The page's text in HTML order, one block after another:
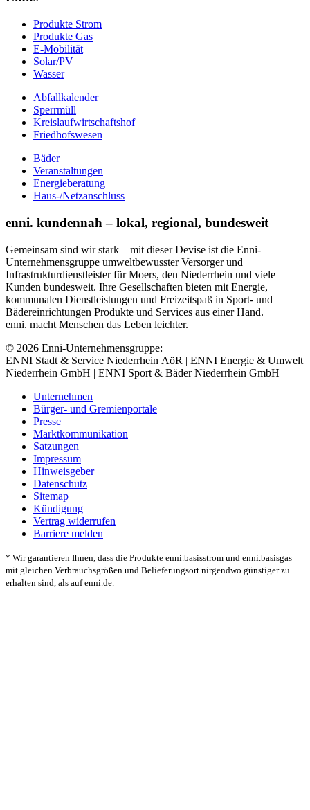
Produkte Strom
Produkte Gas
E-Mobilität
Solar/PV
Wasser
Abfallkalender
Sperrmüll
Kreislaufwirtschaftshof
Friedhofswesen
Bäder
Veranstaltungen
Energieberatung
Haus-/Netzanschluss
enni. kundennah – lokal, regional, bundesweit
Gemeinsam sind wir stark – mit dieser Devise ist die Enni-
Unternehmensgruppe umweltbewusster Versorger und
Infrastrukturdienstleister für Moers, den Niederrhein und viele
Kunden bundesweit. Ihre Gesellschaften bieten mit Energie,
kommunalen Dienstleistungen und Freizeitspaß in Sport- und
Bädereinrichtungen Produkte und Services aus einer Hand.
enni. macht Menschen das Leben leichter.
© 2026 Enni-Unternehmensgruppe:
ENNI Stadt & Service Niederrhein AöR | ENNI Energie & Umwelt
Niederrhein GmbH | ENNI Sport & Bäder Niederrhein GmbH
Unternehmen
Bürger- und Gremienportale
Presse
Marktkommunikation
Satzungen
Impressum
Hinweisgeber
Datenschutz
Sitemap
Kündigung
Vertrag widerrufen
Barriere melden
* Wir garantieren Ihnen, dass die Produkte enni.basisstrom und enni.basisgas
mit gleichen Verbrauchsgrößen und Belieferungsort nirgendwo günstiger zu
erhalten sind, als auf enni.de.